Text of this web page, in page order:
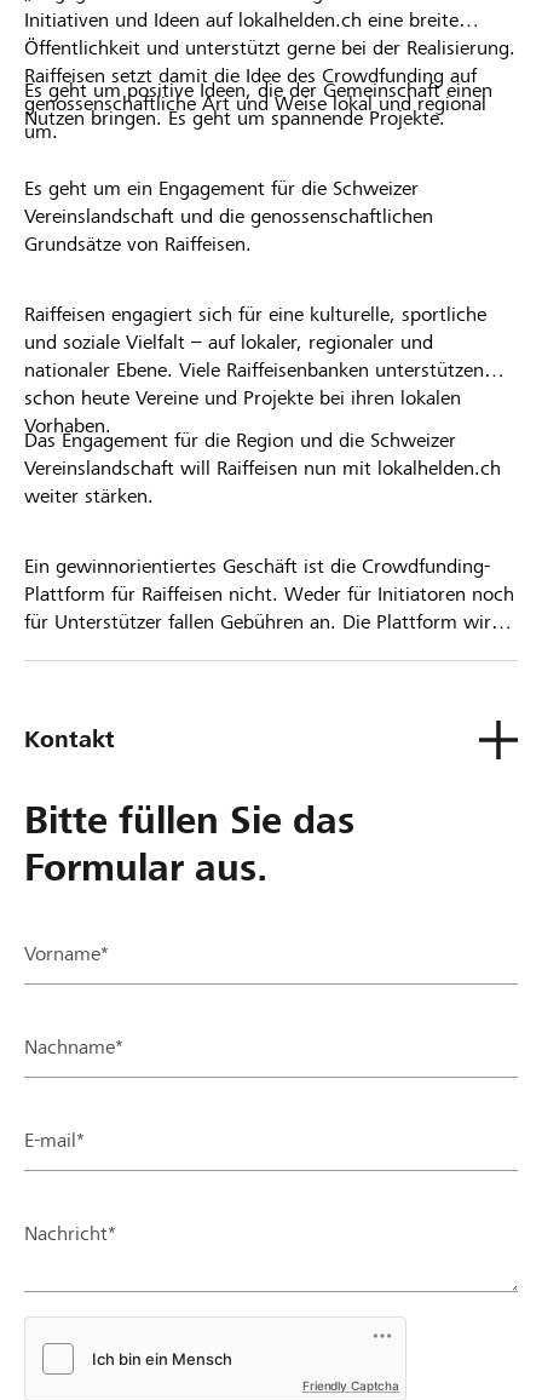
Initiativen und Ideen auf lokalhelden.ch eine breite
Öffentlichkeit und unterstützt gerne bei der Realisierung.
Raiffeisen setzt damit die Idee des Crowdfunding auf
genossenschaftliche Art und Weise lokal und regional
um.
Es geht um positive Ideen, die der Gemeinschaft einen
Nutzen bringen. Es geht um spannende Projekte.
Es geht um ein Engagement für die Schweizer
Vereinslandschaft und die genossenschaftlichen
Grundsätze von Raiffeisen.
Raiffeisen engagiert sich für eine kulturelle, sportliche
und soziale Vielfalt – auf lokaler, regionaler und
nationaler Ebene. Viele Raiffeisenbanken unterstützen
schon heute Vereine und Projekte bei ihren lokalen
Vorhaben.
Das Engagement für die Region und die Schweizer
Vereinslandschaft will Raiffeisen nun mit lokalhelden.ch
weiter stärken.
Ein gewinnorientiertes Geschäft ist die Crowdfunding-
Plattform für Raiffeisen nicht. Weder für Initiatoren noch
für Unterstützer fallen Gebühren an. Die Plattform wird
Kontakt
Bitte füllen Sie das
Formular aus.
Vorname*
Nachname*
E-mail*
Nachricht*
Friendly Captcha